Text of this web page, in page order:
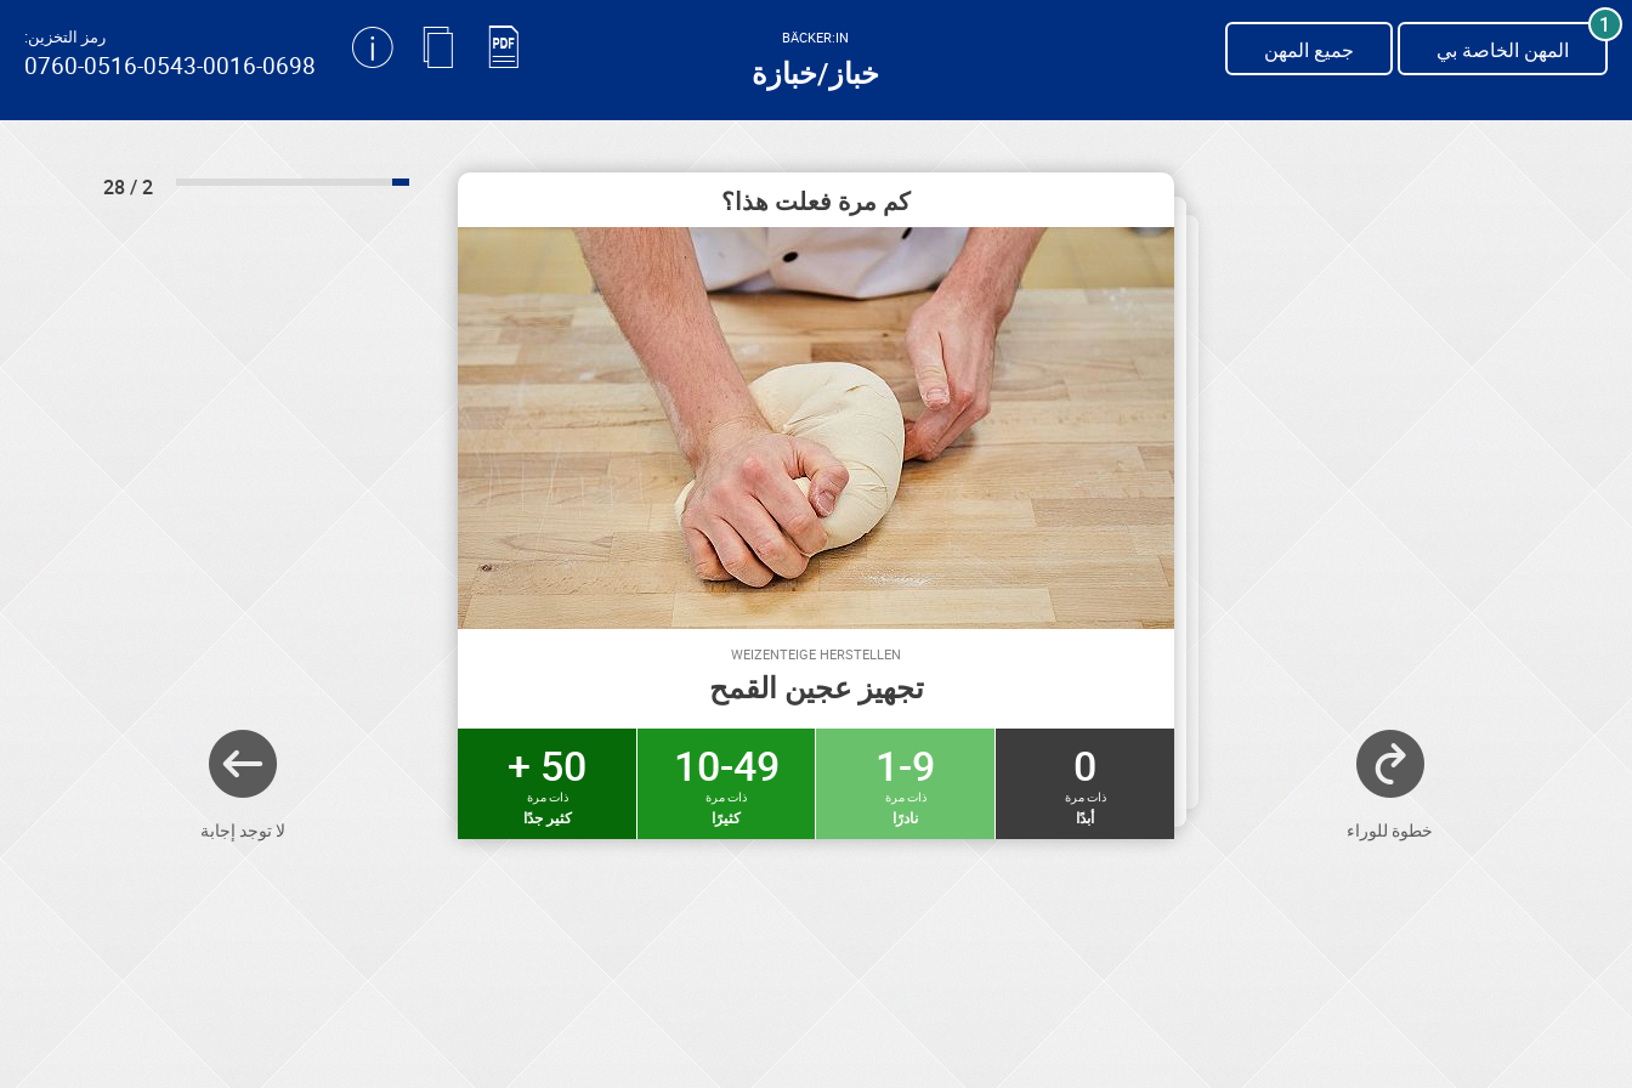
generating new hash
رمز التخزين:
0760-0516-0543-0016-0698
BÄCKER:IN
خباز/خبازة
جميع المهن المهن الخاصة بي
1
خطوة للوراء
كم مرة فعلت هذا؟
WEIZENTEIGE HERSTELLEN
تجهيز عجين القمح
0
ذات مرة
أبدًا
1-9
ذات مرة
نادرًا
10-49
ذات مرة
كثيرًا
50 +
ذات مرة
كثير جدًا
2 / 28
لا توجد إجابة